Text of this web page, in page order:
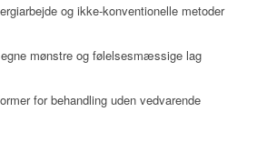
og ikke-konventionelle metoder
mønstre og følelsesmæssige lag
for behandling uden vedvarende